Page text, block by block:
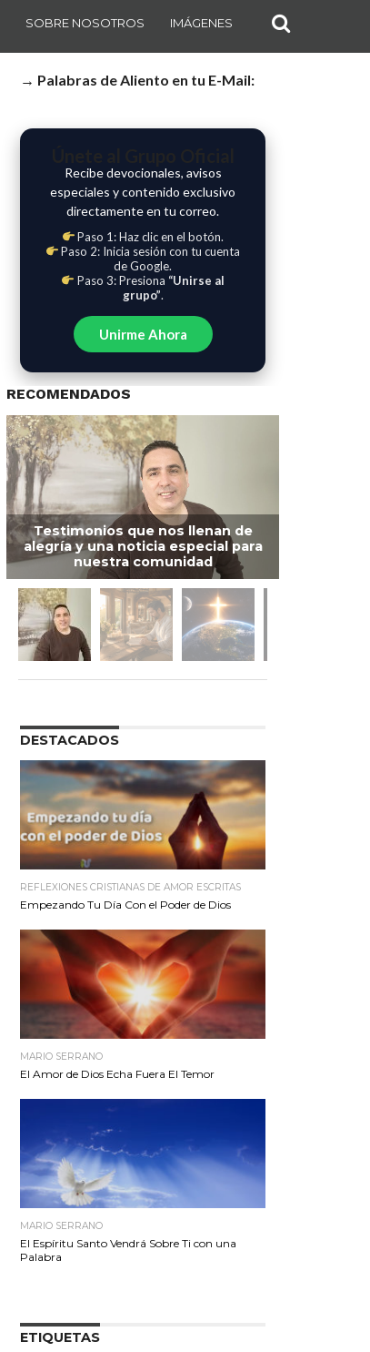
SOBRE NOSOTROS IMÁGENES
→ Palabras de Aliento en tu E-Mail:
Recibe devocionales, avisos
especiales y contenido exclusivo
directamente en tu correo.
Paso 1: Haz clic en el botón.
Paso 2: Inicia sesión con tu cuenta
de Google.
Paso 3: Presiona “Unirse al
grupo”.
Unirme Ahora
RECOMENDADOS
Testimonios que nos llenan de
alegría y una noticia especial para
nuestra comunidad
DESTACADOS
REFLEXIONES CRISTIANAS DE AMOR ESCRITAS
Empezando Tu Día Con el Poder de Dios
MARIO SERRANO
El Amor de Dios Echa Fuera El Temor
MARIO SERRANO
El Espíritu Santo Vendrá Sobre Ti con una
Palabra
ETIQUETAS